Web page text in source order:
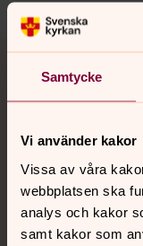
Samtycke
Vi använder kakor
Vissa av våra
webbplatsen ska
analys och kakor
samt kakor som
Kontakt
Kalender